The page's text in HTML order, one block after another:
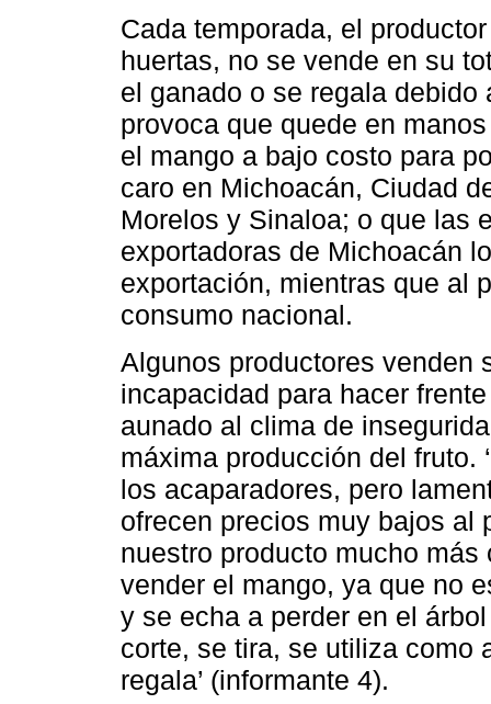
Cada temporada, el
huertas, no se vende en su
el ganado o se regala debido
provoca que quede en
el mango a bajo costo para
caro en Michoacán, Ciudad
Morelos y Sinaloa; o que las
exportadoras de Michoacán
exportación, mientras que al
consumo nacional.
Algunos productores venden
incapacidad para hacer
aunado al clima de
máxima producción del fruto.
los acaparadores, pero
ofrecen precios muy bajos al
nuestro producto mucho
vender el mango, ya que no
y se echa a perder en el
corte, se tira, se utiliza como
regala’ (informante 4).